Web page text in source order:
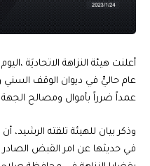
أعلنت هيئة النزاهة الاتحاديَة
عام حاليٍّ في ديوان الوقف
عمداً ضرراً بأموال ومصالح
وذكر بيان للهيئة تلقته الرشيد،
في حديثها عن امر القبض